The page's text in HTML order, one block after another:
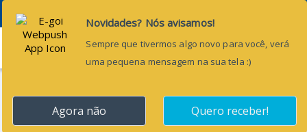
Menu
Categorias: Arrecadação e Fiscalização
Geral
Gestão Pública
Licitação e Contratos